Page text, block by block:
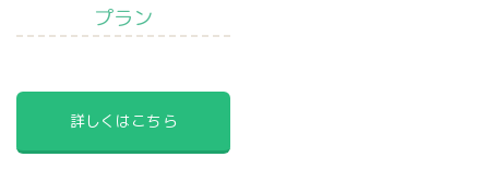
プラン
詳しくはこちら